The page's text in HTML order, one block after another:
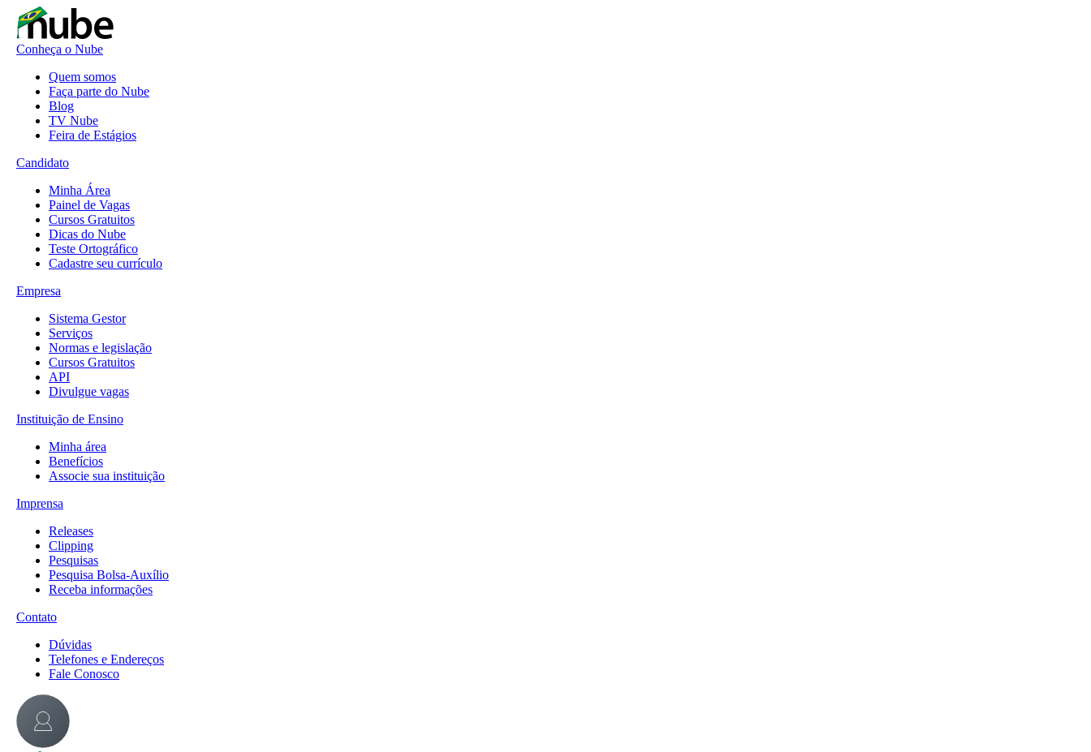
Conheça o Nube
Quem somos
Faça parte do Nube
Blog
TV Nube
Feira de Estágios
Candidato
Minha Área
Painel de Vagas
Cursos Gratuitos
Dicas do Nube
Teste Ortográfico
Cadastre seu currículo
Empresa
Sistema Gestor
Serviços
Normas e legislação
Cursos Gratuitos
API
Divulgue vagas
Instituição de Ensino
Minha área
Benefícios
Associe sua instituição
Imprensa
Releases
Clipping
Pesquisas
Pesquisa Bolsa-Auxílio
Receba informações
Contato
Dúvidas
Telefones e Endereços
Fale Conosco